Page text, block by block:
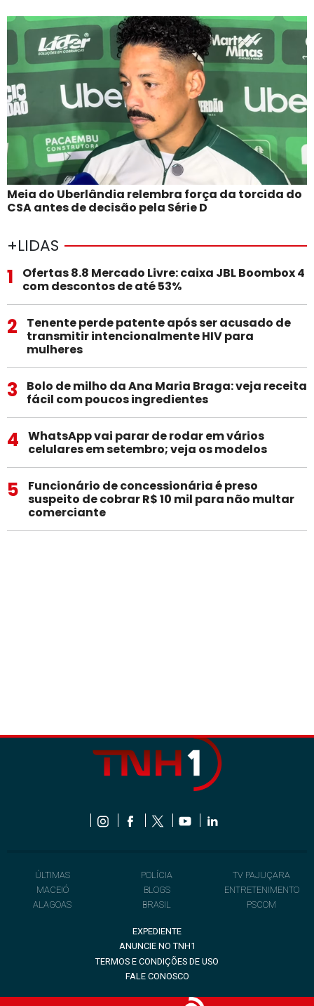
Meia do Uberlândia relembra força da torcida do
CSA antes de decisão pela Série D
+LIDAS
1
Ofertas 8.8 Mercado Livre: caixa JBL Boombox 4
com descontos de até 53%
2
Tenente perde patente após ser acusado de
transmitir intencionalmente HIV para
mulheres
3
Bolo de milho da Ana Maria Braga: veja receita
fácil com poucos ingredientes
4
WhatsApp vai parar de rodar em vários
celulares em setembro; veja os modelos
5
Funcionário de concessionária é preso
suspeito de cobrar R$ 10 mil para não multar
comerciante
ÚLTIMAS
MACEIÓ
ALAGOAS
POLÍCIA
BLOGS
BRASIL
TV PAJUÇARA
ENTRETENIMENTO
PSCOM
EXPEDIENTE
ANUNCIE NO TNH1
TERMOS E CONDIÇÕES DE USO
FALE CONOSCO